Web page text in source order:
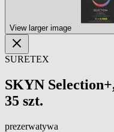
View larger image
SURETEX
SKYN
35 szt.
prezerwatywa